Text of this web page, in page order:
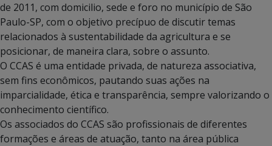
de 2011, com domicilio, sede e foro no município de São
Paulo-SP, com o objetivo precípuo de discutir temas
relacionados à sustentabilidade da agricultura e se
posicionar, de maneira clara, sobre o assunto.
O CCAS é uma entidade privada, de natureza associativa,
sem fins econômicos, pautando suas ações na
imparcialidade, ética e transparência, sempre valorizando o
conhecimento científico.
Os associados do CCAS são profissionais de diferentes
formações e áreas de atuação, tanto na área pública